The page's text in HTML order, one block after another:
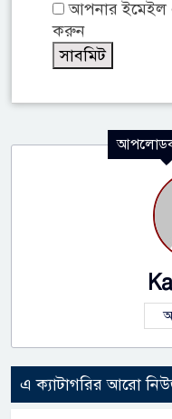
আপনার ইমেইল
করুন
এ ক্যাটাগরির আরো